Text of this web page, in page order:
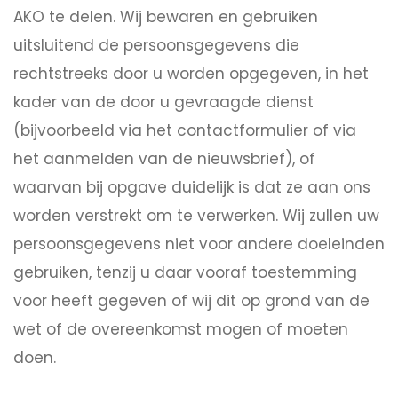
AKO te delen. Wij bewaren en gebruiken
uitsluitend de persoonsgegevens die
rechtstreeks door u worden opgegeven, in het
kader van de door u gevraagde dienst
(bijvoorbeeld via het contactformulier of via
het aanmelden van de nieuwsbrief), of
waarvan bij opgave duidelijk is dat ze aan ons
worden verstrekt om te verwerken. Wij zullen uw
persoonsgegevens niet voor andere doeleinden
gebruiken, tenzij u daar vooraf toestemming
voor heeft gegeven of wij dit op grond van de
wet of de overeenkomst mogen of moeten
doen.